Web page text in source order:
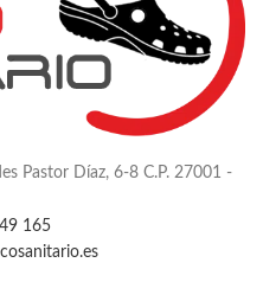
Pastor Díaz, 6-8 C.P. 27001 -
165